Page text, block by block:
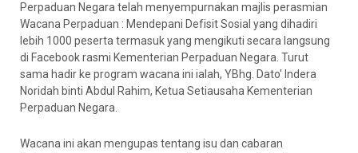
Perpaduan Negara telah menyempurnakan majlis perasmian
Wacana Perpaduan : Mendepani Defisit Sosial yang dihadiri
lebih 1000 peserta termasuk yang mengikuti secara langsung
di Facebook rasmi Kementerian Perpaduan Negara. Turut
sama hadir ke program wacana ini ialah, YBhg. Dato' Indera
Noridah binti Abdul Rahim, Ketua Setiausaha Kementerian
Perpaduan Negara.
Wacana ini akan mengupas tentang isu dan cabaran